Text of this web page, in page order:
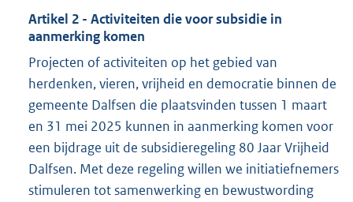
Artikel 2 - Activiteiten die voor subsidie in
aanmerking komen
Projecten of activiteiten op het gebied van
herdenken, vieren, vrijheid en democratie binnen de
gemeente Dalfsen die plaatsvinden tussen 1 maart
en 31 mei 2025 kunnen in aanmerking komen voor
een bijdrage uit de subsidieregeling 80 Jaar Vrijheid
Dalfsen. Met deze regeling willen we initiatiefnemers
stimuleren tot samenwerking en bewustwording